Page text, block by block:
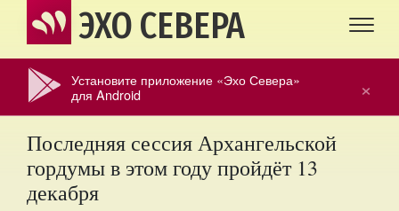
ЭХО СЕВЕРА
×
Установите приложение «Эхо Севера»
для Android
Последняя сессия Архангельской
гордумы в этом году пройдёт 13
декабря